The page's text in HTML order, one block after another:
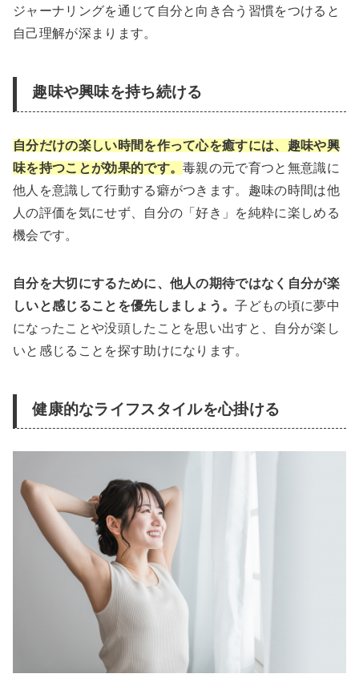
ジャーナリングを通じて自分と向き合う習慣をつけると
自己理解が深まります。
趣味や興味を持ち続ける
自分だけの楽しい時間を作って心を癒すには、趣味や興
味を持つことが効果的です。毒親の元で育つと無意識に
他人を意識して行動する癖がつきます。趣味の時間は他
人の評価を気にせず、自分の「好き」を純粋に楽しめる
機会です。
自分を大切にするために、他人の期待ではなく自分が楽
しいと感じることを優先しましょう。子どもの頃に夢中
になったことや没頭したことを思い出すと、自分が楽し
いと感じることを探す助けになります。
健康的なライフスタイルを心掛ける